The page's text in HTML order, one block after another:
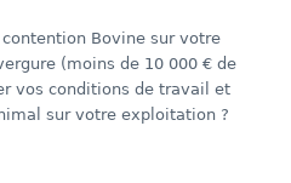
Bovine sur votre
(moins de 10 000 € de
vos conditions de travail et
sur votre exploitation ?